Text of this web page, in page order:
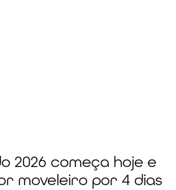
2026 começa hoje e
moveleiro por 4 dias